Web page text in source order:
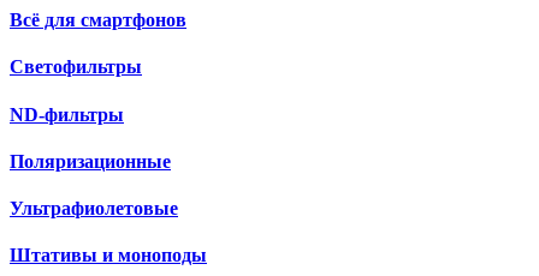
Всё для смартфонов
Светофильтры
ND-фильтры
Поляризационные
Ультрафиолетовые
Штативы и моноподы